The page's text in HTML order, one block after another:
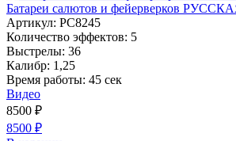
Батареи салютов и фейерверков
Артикул: РС8245
Количество эффектов: 5
Выстрелы: 36
Калибр: 1,25
Время работы: 45 сек
Видео
8500 ₽
8500 ₽